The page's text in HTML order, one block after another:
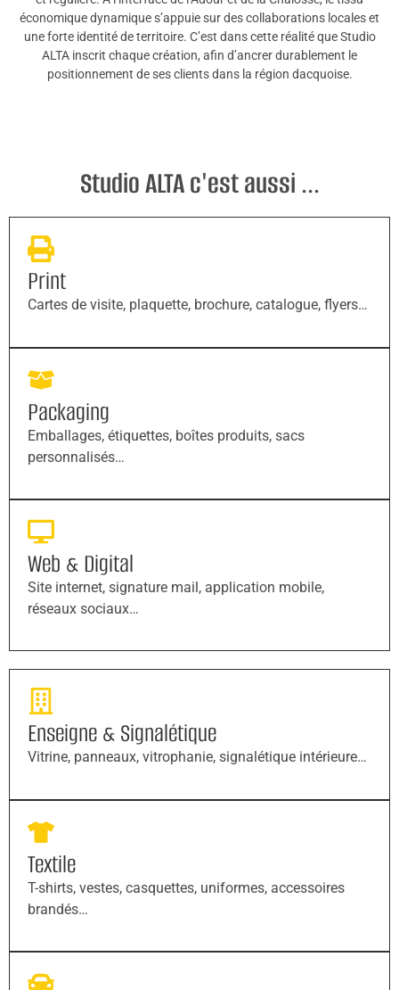
économique dynamique s’appuie sur des collaborations locales et
une forte identité de territoire. C’est dans cette réalité que Studio
ALTA inscrit chaque création, afin d’ancrer durablement le
positionnement de ses clients dans la région dacquoise.
Studio ALTA c'est aussi ...
Print
Cartes de visite, plaquette, brochure, catalogue, flyers…
Packaging
Emballages, étiquettes, boîtes produits, sacs
personnalisés…
Web & Digital
Site internet, signature mail, application mobile,
réseaux sociaux…
Enseigne & Signalétique
Vitrine, panneaux, vitrophanie, signalétique intérieure…
Textile
T-shirts, vestes, casquettes, uniformes, accessoires
brandés…